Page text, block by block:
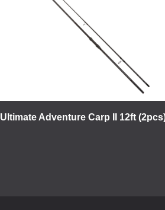
Ultimate Adventure Carp II 12ft